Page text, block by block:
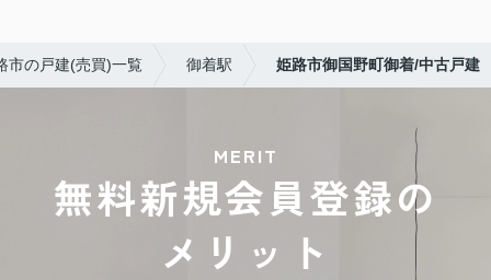
市の戸建(売買)一覧 御着駅 姫路市御国野町御着/中古戸建
MERIT
無料新規会員登録の
メリット